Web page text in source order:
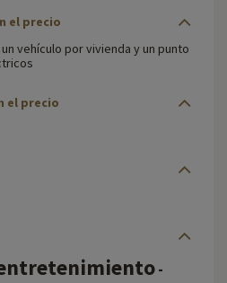
el precio
vehículo por vivienda y un punto
el precio
-